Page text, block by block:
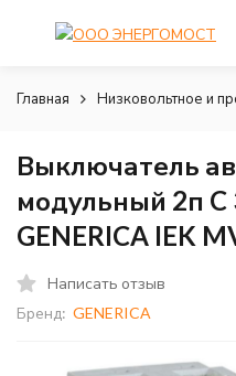
Главная Низковольтное и
Выключатель
модульный 2п
GENERICA IEK
Написать отзыв
Бренд: GENERICA